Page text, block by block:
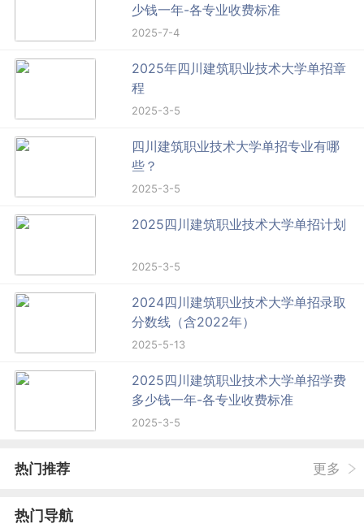
少钱一年-各专业收费标准
2025-7-4
2025年四川建筑职业技术大学单招章
程
2025-3-5
四川建筑职业技术大学单招专业有哪
些？
2025-3-5
2025四川建筑职业技术大学单招计划
2025-3-5
2024四川建筑职业技术大学单招录取
分数线（含2022年）
2025-5-13
2025四川建筑职业技术大学单招学费
多少钱一年-各专业收费标准
2025-3-5
热门推荐 更多
热门导航